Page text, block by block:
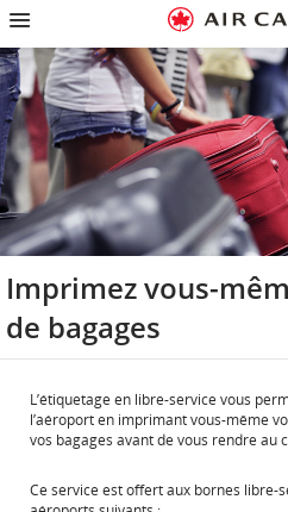
Passez
la
page
d'accueil
Passer
la
navigation
principale
Passer
contenu
Passez
champ
de
recherche
Passer
liens
en
bas
de
page
Passer
plan
du
site
Passer
Pour
nous
joindre
Imprimez vous-
de bagages
L’étiquetage en libre-service vous
l’aéroport en imprimant vous-même
vos bagages avant de vous rendre au
Ce service est offert aux bornes libre-